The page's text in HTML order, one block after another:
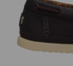
Previous